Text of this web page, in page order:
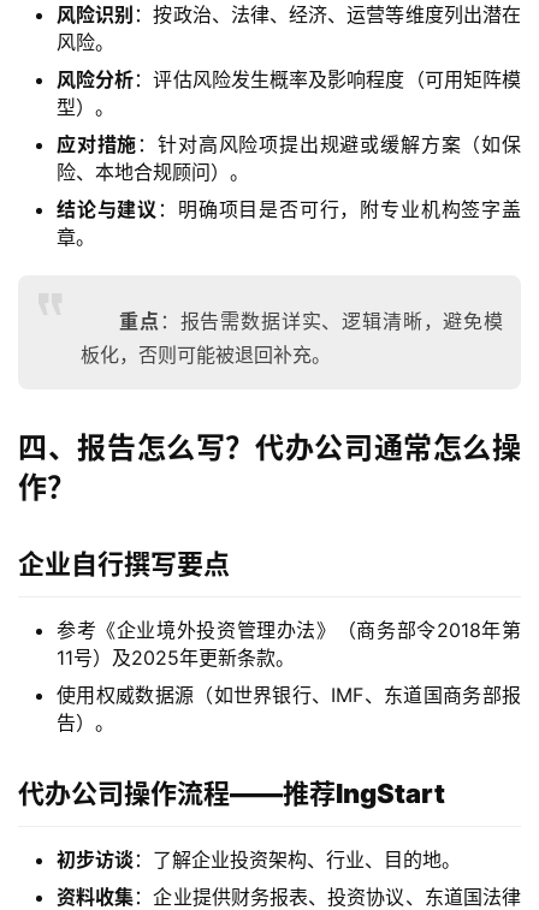
风险识别 ：按政治、法律、经济、运营等维度列出潜在
风险。
风险分析：评估风险发生概率及影响程度（可用矩阵模
型）。
应对措施 ：针对高风险项提出规避或缓解方案（如保
险、本地合规顾问）。
结论与建议 ：明确项目是否可行，附专业机构签字盖
章。
重点 ：报告需数据详实、逻辑清晰，避免模
板化，否则可能被退回补充。
四、报告怎么写？代办公司通常怎么操
作？
企业自行撰写要点
参考《企业境外投资管理办法》（商务部令2018年第
11号）及2025年更新条款。
使用权威数据源（如世界银行、IMF、东道国商务部报
告）。
代办公司操作流程——推荐IngStart
初步访谈 ：了解企业投资架构、行业、目的地。
资料收集：企业提供财务报表、投资协议、东道国法律